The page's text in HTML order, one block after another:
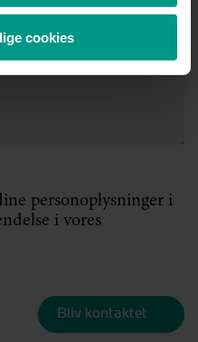
cookies
personoplysninger i
i vores